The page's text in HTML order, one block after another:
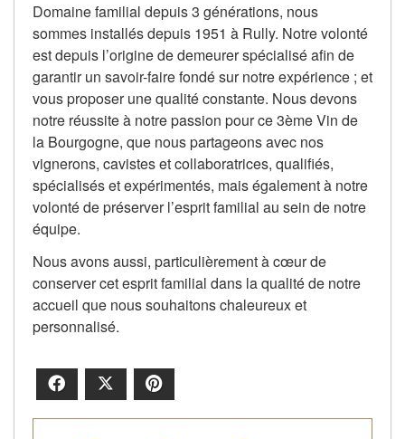
Domaine familial depuis 3 générations, nous
sommes installés depuis 1951 à Rully. Notre volonté
est depuis l’origine de demeurer spécialisé afin de
garantir un savoir-faire fondé sur notre expérience ; et
vous proposer une qualité constante. Nous devons
notre réussite à notre passion pour ce 3ème Vin de
la Bourgogne, que nous partageons avec nos
vignerons, cavistes et collaboratrices, qualifiés,
spécialisés et expérimentés, mais également à notre
volonté de préserver l’esprit familial au sein de notre
équipe.
Nous avons aussi, particulièrement à cœur de
conserver cet esprit familial dans la qualité de notre
accueil que nous souhaitons chaleureux et
personnalisé.
Facebook